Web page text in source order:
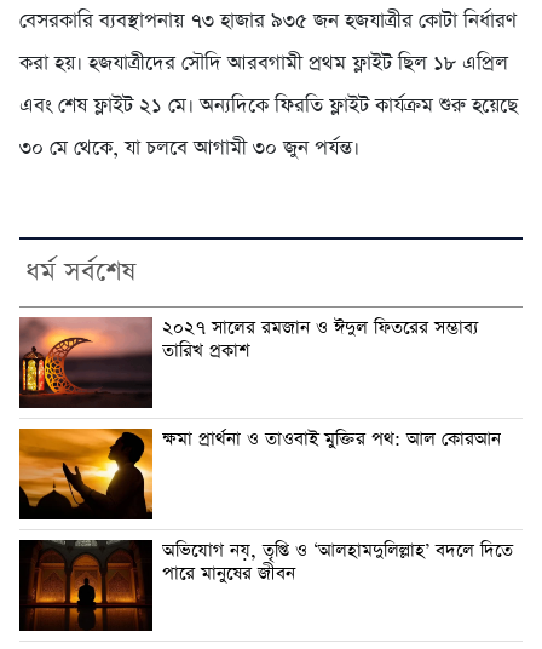
বেসরকারি ব্যবস্থাপনায় ৭৩ হাজার ৯৩৫ জন হজযাত্রীর কোটা নির্ধারণ
করা হয়। হজযাত্রীদের সৌদি আরবগামী প্রথম ফ্লাইট ছিল ১৮ এপ্রিল
এবং শেষ ফ্লাইট ২১ মে। অন্যদিকে ফিরতি ফ্লাইট কার্যক্রম শুরু হয়েছে
৩০ মে থেকে, যা চলবে আগামী ৩০ জুন পর্যন্ত।
ধর্ম সর্বশেষ
২০২৭ সালের রমজান ও ঈদুল ফিতরের সম্ভাব্য
তারিখ প্রকাশ
ক্ষমা প্রার্থনা ও তাওবাই মুক্তির পথ: আল কোরআন
অভিযোগ নয়, তৃপ্তি ও ‘আলহামদুলিল্লাহ’ বদলে দিতে
পারে মানুষের জীবন